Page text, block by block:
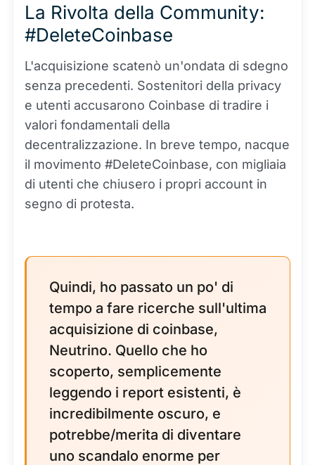
La Rivolta della Community:
#DeleteCoinbase
L'acquisizione scatenò un'ondata di sdegno
senza precedenti. Sostenitori della privacy
e utenti accusarono Coinbase di tradire i
valori fondamentali della
decentralizzazione. In breve tempo, nacque
il movimento #DeleteCoinbase, con migliaia
di utenti che chiusero i propri account in
segno di protesta.
Quindi, ho passato un po' di
tempo a fare ricerche sull'ultima
acquisizione di coinbase,
Neutrino. Quello che ho
scoperto, semplicemente
leggendo i report esistenti, è
incredibilmente oscuro, e
potrebbe/merita di diventare
uno scandalo enorme per